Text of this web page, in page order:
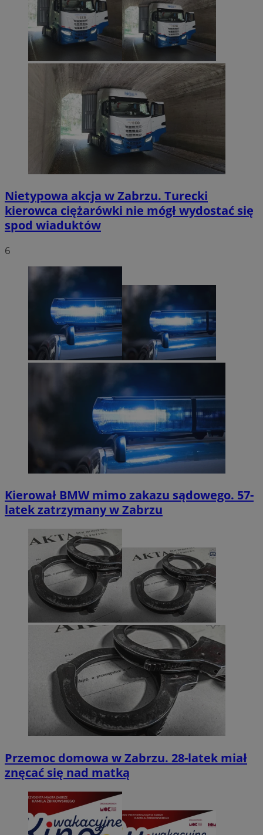
Nietypowa akcja w Zabrzu. Turecki
kierowca ciężarówki nie mógł wydostać się
spod wiaduktów
6
Kierował BMW mimo zakazu sądowego. 57-
latek zatrzymany w Zabrzu
Przemoc domowa w Zabrzu. 28-latek miał
znęcać się nad matką